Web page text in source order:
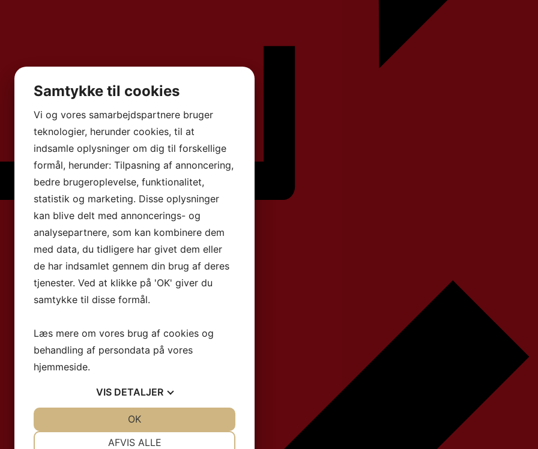
Samtykke til cookies
Vi og vores samarbejdspartnere bruger
teknologier, herunder cookies, til at
indsamle oplysninger om dig til forskellige
formål, herunder: Tilpasning af annoncering,
bedre brugeroplevelse, funktionalitet,
statistik og marketing. Disse oplysninger
kan blive delt med annoncerings- og
analysepartnere, som kan kombinere dem
med data, du tidligere har givet dem eller
de har indsamlet gennem din brug af deres
tjenester. Ved at klikke på 'OK' giver du
samtykke til disse formål.
Læs mere om vores brug af cookies og
behandling af persondata på vores
hjemmeside.
VIS DETALJER
AFVIS ALLE
OK